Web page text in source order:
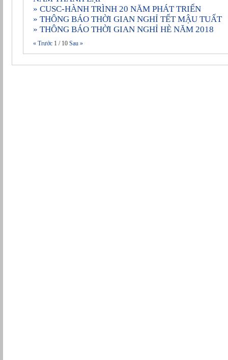
» CUSC-HÀNH TRÌNH 20 NĂM PHÁT TRIỂN
» THÔNG BÁO THỜI GIAN NGHỈ TẾT MẬU TUẤT
» THÔNG BÁO THỜI GIAN NGHỈ HÈ NĂM 2018
« Trước 1 / 10 Sau »